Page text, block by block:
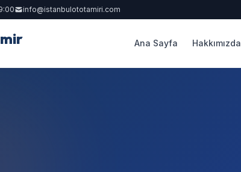
info@istanbulototamiri.com
Ana Sayfa Hakkımızda